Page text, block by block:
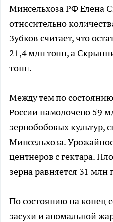
Минсельхоза РФ Елена
относительно
Зубков считает, что
21,4 млн тонн, а
тонн.
Между тем по
России намолочено 59
зернобобовых культур,
Минсельхоза.
центнеров с гектара.
зерна равняется 31 млн
По состоянию на конец
засухи и аномальной